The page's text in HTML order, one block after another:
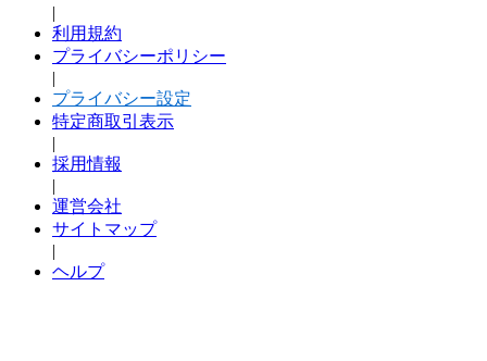
|
利用規約
プライバシーポリシー
|
プライバシー設定
特定商取引表示
|
採用情報
|
運営会社
サイトマップ
|
ヘルプ